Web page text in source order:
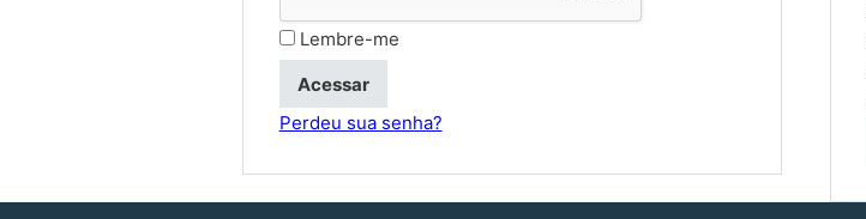
Lembre-me
Acessar
Perdeu sua senha?